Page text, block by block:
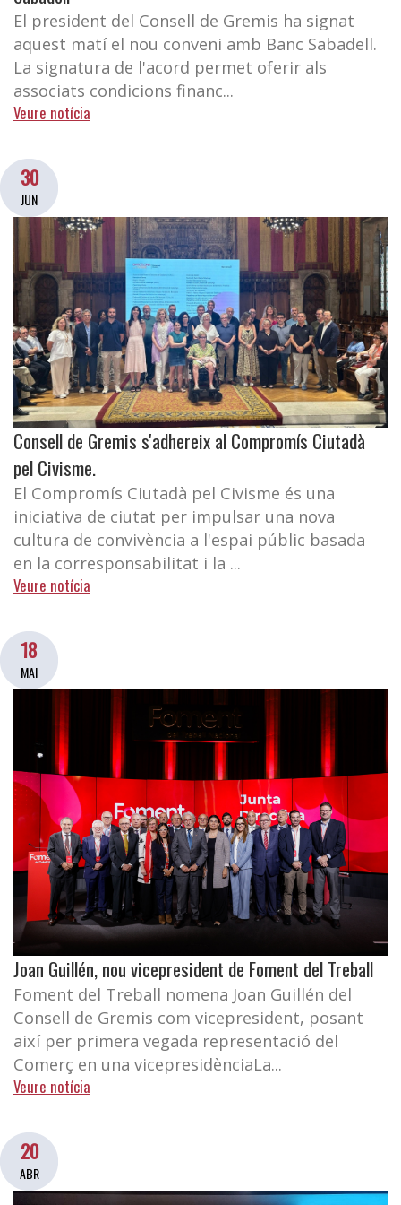
El president del Consell de Gremis ha signat
aquest matí el nou conveni amb Banc Sabadell.
La signatura de l'acord permet oferir als
associats condicions financ...
Veure notícia
30
JUN
Consell de Gremis s'adhereix al Compromís Ciutadà
pel Civisme.
El Compromís Ciutadà pel Civisme és una
iniciativa de ciutat per impulsar una nova
cultura de convivència a l'espai públic basada
en la corresponsabilitat i la ...
Veure notícia
18
MAI
Joan Guillén, nou vicepresident de Foment del Treball
Foment del Treball nomena Joan Guillén del
Consell de Gremis com vicepresident, posant
així per primera vegada representació del
Comerç en una vicepresidènciaLa...
Veure notícia
20
ABR